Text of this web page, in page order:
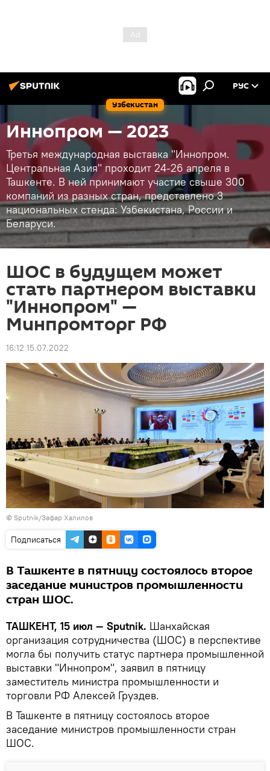
Узбекистан
РУС
Иннопром — 2023
Третья международная выставка "Иннопром.
Центральная Азия" проходит 24-26 апреля в
Ташкенте. В ней принимают участие свыше 300
компаний из разных стран, представлено 3
национальных стенда: Узбекистана, России и
Беларуси.
ШОС в будущем может
стать партнером выставки
"Иннопром" —
Минпромторг РФ
16:12 15.07.2022
© Sputnik/Зафар Халилов
Подписаться
В Ташкенте в пятницу состоялось второе
заседание министров промышленности
стран ШОС.
ТАШКЕНТ, 15 июл — Sputnik. Шанхайская
организация сотрудничества (ШОС) в перспективе
могла бы получить статус партнера промышленной
выставки "Иннопром", заявил в пятницу
заместитель министра промышленности и
торговли РФ Алексей Груздев.
В Ташкенте в пятницу состоялось второе
заседание министров промышленности стран
ШОС.